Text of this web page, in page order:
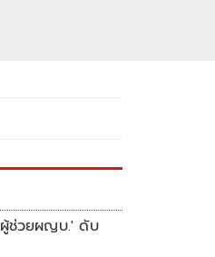
ช่วยผญบ.' ดับ